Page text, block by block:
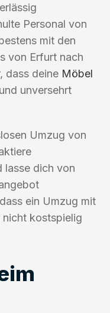
Personal von
mit den
von Erfurt nach
dass deine Möbel
unversehrt
Umzug von
lasse dich von
ein Umzug mit
kostspielig